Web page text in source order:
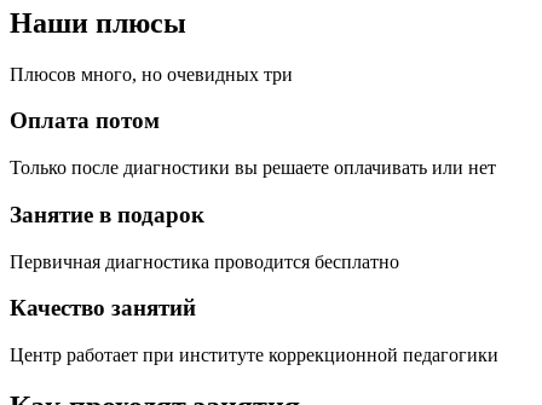
Наши плюсы
Плюсов много, но очевидных три
Оплата потом
Только после диагностики вы решаете оплачивать или нет
Занятие в подарок
Первичная диагностика проводится бесплатно
Качество занятий
Центр работает при институте коррекционной педагогики